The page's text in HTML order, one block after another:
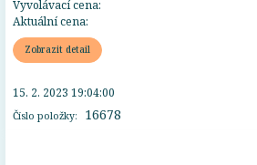
Vyvolávací cena:
Aktuální cena:
Zobrazit detail
Číslo položky: 16678
15. 2. 2023 19:04:00